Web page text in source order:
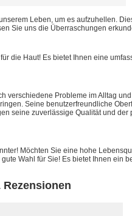
Leben, um es aufzuhellen.
Sie uns die Überraschungen
die Haut! Es bietet Ihnen eine
verschiedene Probleme im Alltag
Seine benutzerfreundliche
seine zuverlässige Qualität und
Möchten Sie eine hohe
Wahl für Sie! Es bietet Ihnen ein